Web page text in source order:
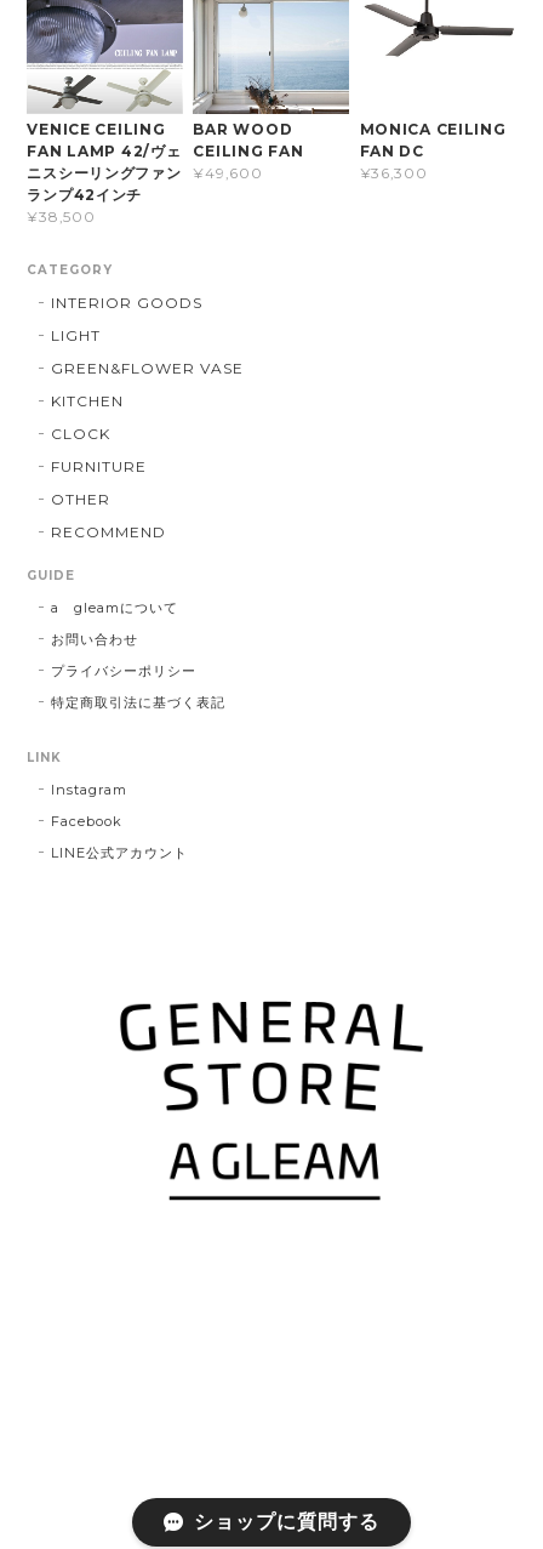
VENICE CEILING
FAN LAMP 42/ヴェ
ニスシーリングファン
ランプ42インチ
¥38,500
BAR WOOD
CEILING FAN
¥49,600
MONICA CEILING
FAN DC
¥36,300
CATEGORY
INTERIOR GOODS
LIGHT
GREEN&FLOWER VASE
KITCHEN
CLOCK
FURNITURE
OTHER
RECOMMEND
GUIDE
a gleamについて
お問い合わせ
プライバシーポリシー
特定商取引法に基づく表記
LINK
Instagram
Facebook
LINE公式アカウント
ショップに質問する